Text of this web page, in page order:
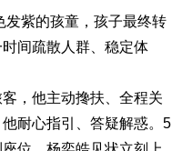
紫的孩童，孩子最终转
间疏散人群、稳定体
，他主动搀扶、全程关
耐心指引、答疑解惑。5